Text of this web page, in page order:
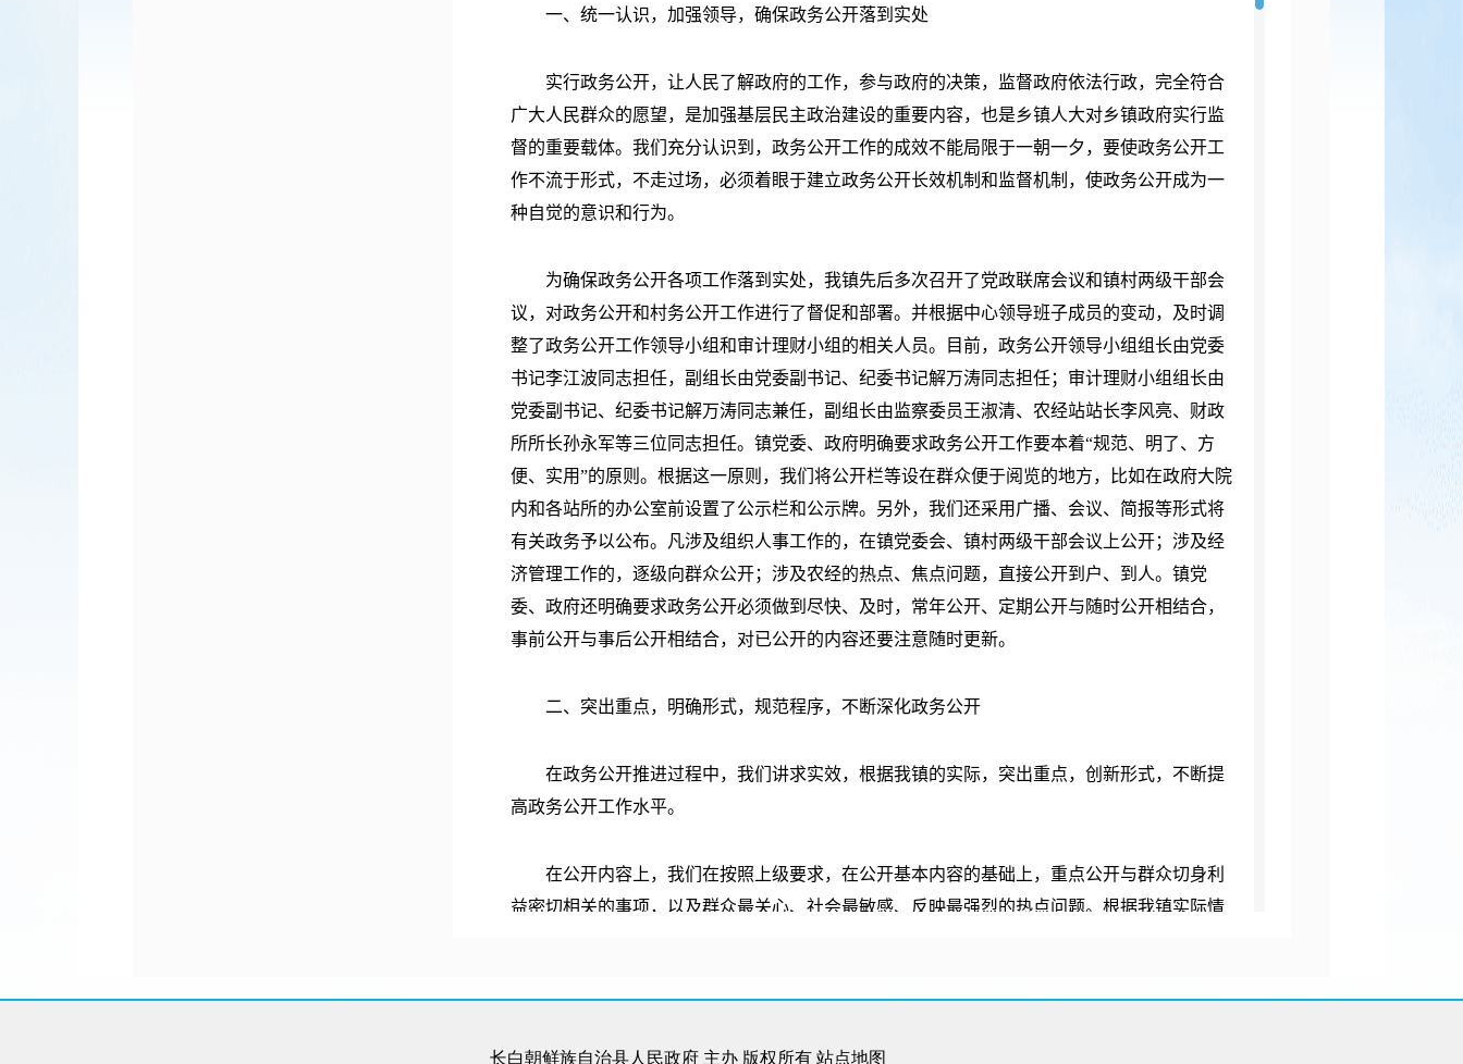
一、统一认识，加强领导，确保政务公开落到实处
实行政务公开，让人民了解政府的工作，参与政府的决策，监督政府依法行政，完全符合
广大人民群众的愿望，是加强基层民主政治建设的重要内容，也是乡镇人大对乡镇政府实行监
督的重要载体。我们充分认识到，政务公开工作的成效不能局限于一朝一夕，要使政务公开工
作不流于形式，不走过场，必须着眼于建立政务公开长效机制和监督机制，使政务公开成为一
种自觉的意识和行为。
为确保政务公开各项工作落到实处，我镇先后多次召开了党政联席会议和镇村两级干部会
议，对政务公开和村务公开工作进行了督促和部署。并根据中心领导班子成员的变动，及时调
整了政务公开工作领导小组和审计理财小组的相关人员。目前，政务公开领导小组组长由党委
书记李江波同志担任，副组长由党委副书记、纪委书记解万涛同志担任；审计理财小组组长由
党委副书记、纪委书记解万涛同志兼任，副组长由监察委员王淑清、农经站站长李风亮、财政
所所长孙永军等三位同志担任。镇党委、政府明确要求政务公开工作要本着“规范、明了、方
便、实用”的原则。根据这一原则，我们将公开栏等设在群众便于阅览的地方，比如在政府大院
内和各站所的办公室前设置了公示栏和公示牌。另外，我们还采用广播、会议、简报等形式将
有关政务予以公布。凡涉及组织人事工作的，在镇党委会、镇村两级干部会议上公开；涉及经
济管理工作的，逐级向群众公开；涉及农经的热点、焦点问题，直接公开到户、到人。镇党
委、政府还明确要求政务公开必须做到尽快、及时，常年公开、定期公开与随时公开相结合，
事前公开与事后公开相结合，对已公开的内容还要注意随时更新。
二、突出重点，明确形式，规范程序，不断深化政务公开
在政务公开推进过程中，我们讲求实效，根据我镇的实际，突出重点，创新形式，不断提
高政务公开工作水平。
在公开内容上，我们在按照上级要求，在公开基本内容的基础上，重点公开与群众切身利
益密切相关的事项，以及群众最关心、社会最敏感、反映最强烈的热点问题。根据我镇实际情
①有关农村的重要政策法规。如征、租用土地的费用及补偿标准等；